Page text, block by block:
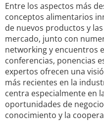
Entre los aspectos más
conceptos alimentarios
de nuevos productos y
mercado, junto con
networking y encuentros
conferencias, ponencias
expertos ofrecen una
más recientes en la
centra especialmente en
oportunidades de
conocimiento y la